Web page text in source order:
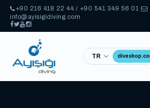
+90 216 418 22 44 / +90 541 349 56 01·
info@ayisigidiving.com